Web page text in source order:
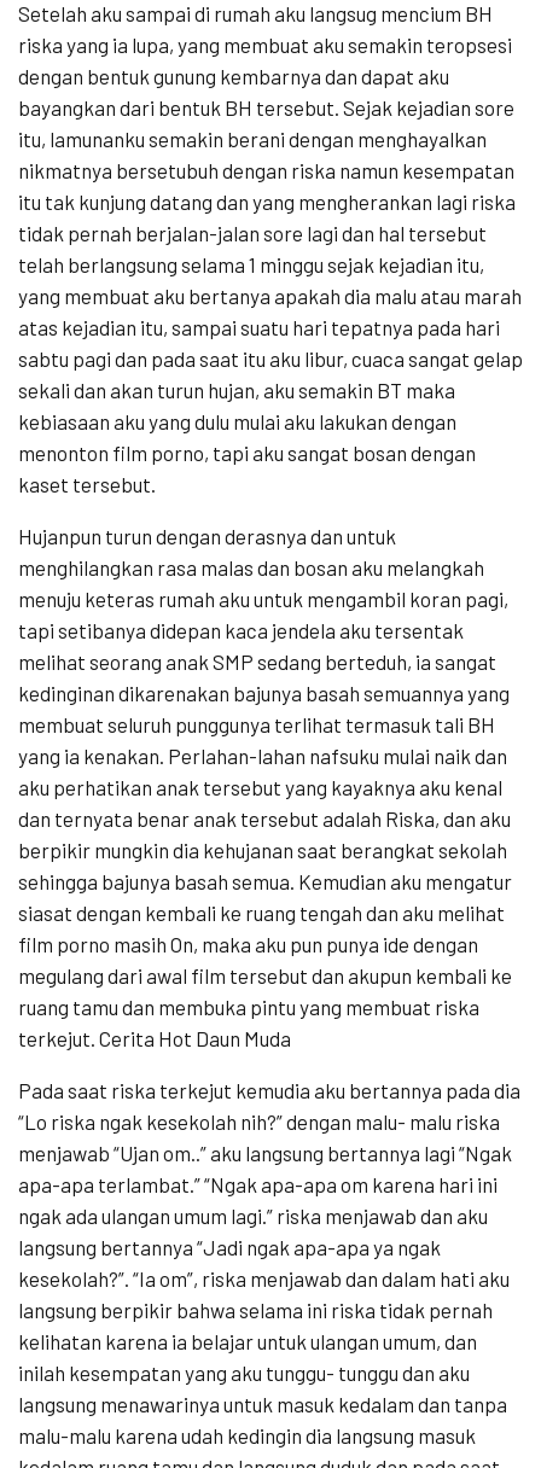
Setelah aku sampai di rumah aku langsug mencium BH
riska yang ia lupa, yang membuat aku semakin teropsesi
dengan bentuk gunung kembarnya dan dapat aku
bayangkan dari bentuk BH tersebut. Sejak kejadian sore
itu, lamunanku semakin berani dengan menghayalkan
nikmatnya bersetubuh dengan riska namun kesempatan
itu tak kunjung datang dan yang mengherankan lagi riska
tidak pernah berjalan-jalan sore lagi dan hal tersebut
telah berlangsung selama 1 minggu sejak kejadian itu,
yang membuat aku bertanya apakah dia malu atau marah
atas kejadian itu, sampai suatu hari tepatnya pada hari
sabtu pagi dan pada saat itu aku libur, cuaca sangat gelap
sekali dan akan turun hujan, aku semakin BT maka
kebiasaan aku yang dulu mulai aku lakukan dengan
menonton film porno, tapi aku sangat bosan dengan
kaset tersebut.
Hujanpun turun dengan derasnya dan untuk
menghilangkan rasa malas dan bosan aku melangkah
menuju keteras rumah aku untuk mengambil koran pagi,
tapi setibanya didepan kaca jendela aku tersentak
melihat seorang anak SMP sedang berteduh, ia sangat
kedinginan dikarenakan bajunya basah semuannya yang
membuat seluruh punggunya terlihat termasuk tali BH
yang ia kenakan. Perlahan-lahan nafsuku mulai naik dan
aku perhatikan anak tersebut yang kayaknya aku kenal
dan ternyata benar anak tersebut adalah Riska, dan aku
berpikir mungkin dia kehujanan saat berangkat sekolah
sehingga bajunya basah semua. Kemudian aku mengatur
siasat dengan kembali ke ruang tengah dan aku melihat
film porno masih On, maka aku pun punya ide dengan
megulang dari awal film tersebut dan akupun kembali ke
ruang tamu dan membuka pintu yang membuat riska
terkejut. Cerita Hot Daun Muda
Pada saat riska terkejut kemudia aku bertannya pada dia
“Lo riska ngak kesekolah nih?” dengan malu- malu riska
menjawab “Ujan om..” aku langsung bertannya lagi “Ngak
apa-apa terlambat.” “Ngak apa-apa om karena hari ini
ngak ada ulangan umum lagi.” riska menjawab dan aku
langsung bertannya “Jadi ngak apa-apa ya ngak
kesekolah?”. “Ia om”, riska menjawab dan dalam hati aku
langsung berpikir bahwa selama ini riska tidak pernah
kelihatan karena ia belajar untuk ulangan umum, dan
inilah kesempatan yang aku tunggu- tunggu dan aku
langsung menawarinya untuk masuk kedalam dan tanpa
malu-malu karena udah kedingin dia langsung masuk